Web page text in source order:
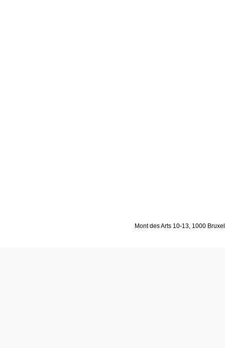
Mont des Arts 10-13, 1000